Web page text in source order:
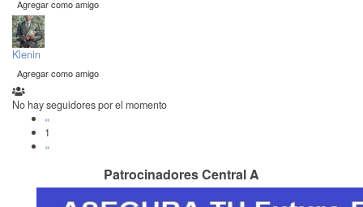
Agregar como amigo
Klenin
Agregar como amigo
No hay seguidores por el momento
«
1
»
Patrocinadores Central A